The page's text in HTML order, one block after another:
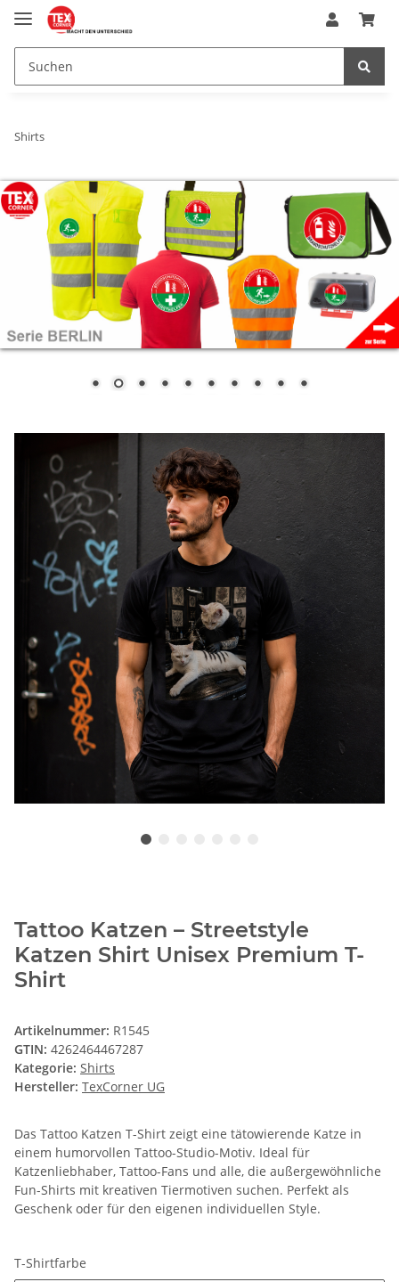
Shirts
Tattoo Katzen – Streetstyle
Katzen Shirt Unisex Premium T-
Shirt
Artikelnummer: R1545
GTIN: 4262464467287
Kategorie: Shirts
Hersteller: TexCorner UG
Das Tattoo Katzen T-Shirt zeigt eine tätowierende Katze in
einem humorvollen Tattoo-Studio-Motiv. Ideal für
Katzenliebhaber, Tattoo-Fans und alle, die außergewöhnliche
Fun-Shirts mit kreativen Tiermotiven suchen. Perfekt als
Geschenk oder für den eigenen individuellen Style.
T-Shirtfarbe